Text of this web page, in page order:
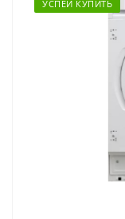
УСПЕЙ КУПИТЬ